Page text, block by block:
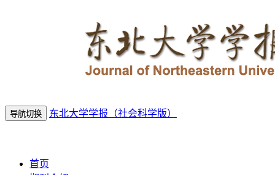
导航切换 东北大学学报（社会科学版）
首页